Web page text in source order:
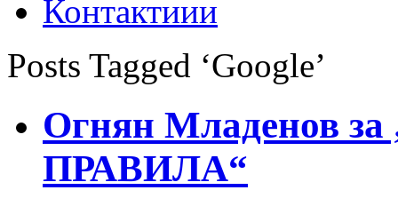
Контактиии
Posts Tagged ‘Google’
Огнян Младенов
ПРАВИЛА“